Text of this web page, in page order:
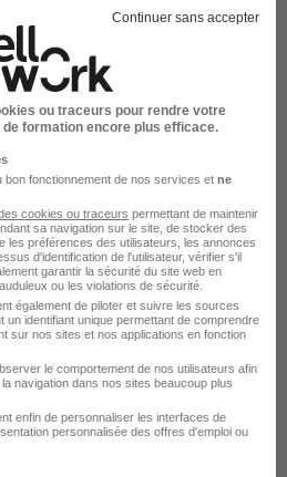
il y a 28 jours
Lourds H/F
12,31 € / heure
il y a 20 jours
Continuer sans accepter
ou traceurs pour rendre votre
de formation encore plus efficace.
fonctionnement de nos services et ne
cookies ou traceurs permettant de maintenir
sa navigation sur le site, de stocker des
les préférences des utilisateurs, les annonces
d'identification de l'utilisateur, vérifier s'il
garantir la sécurité du site web en
ou les violations de sécurité.
également de piloter et suivre les sources
un identifiant unique permettant de comprendre
sur nos sites et nos applications en fonction
le comportement de nos utilisateurs afin
navigation dans nos sites beaucoup plus
enfin de personnaliser les interfaces de
personnalisée des offres d'emploi ou